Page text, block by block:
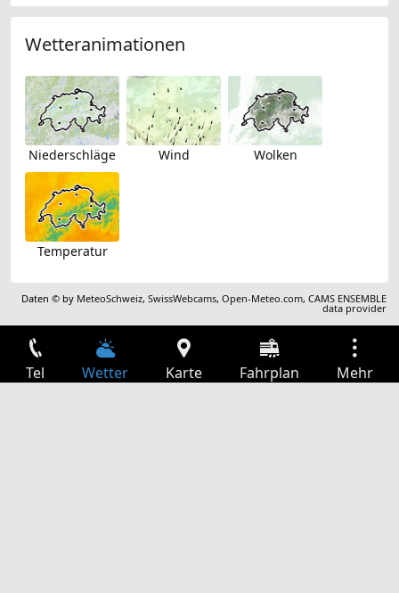
Wetteranimationen
Niederschläge Wind Wolken
Temperatur
Daten © by MeteoSchweiz,SwissWebcams,Open-Meteo.com,CAMS ENSEMBLE
data provider
Tel Wetter Karte Fahrplan Mehr